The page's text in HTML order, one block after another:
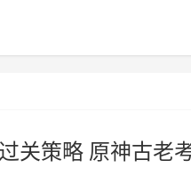
关策略 原神古老